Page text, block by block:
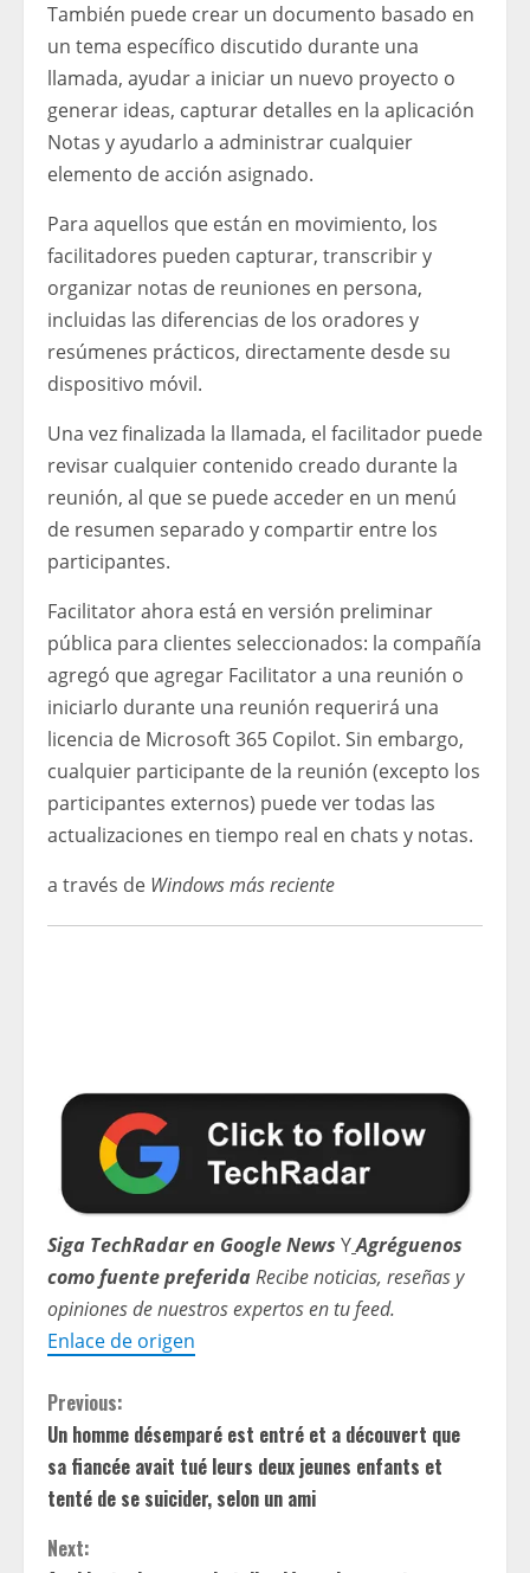
También puede crear un documento basado en
un tema específico discutido durante una
llamada, ayudar a iniciar un nuevo proyecto o
generar ideas, capturar detalles en la aplicación
Notas y ayudarlo a administrar cualquier
elemento de acción asignado.
Para aquellos que están en movimiento, los
facilitadores pueden capturar, transcribir y
organizar notas de reuniones en persona,
incluidas las diferencias de los oradores y
resúmenes prácticos, directamente desde su
dispositivo móvil.
Una vez finalizada la llamada, el facilitador puede
revisar cualquier contenido creado durante la
reunión, al que se puede acceder en un menú
de resumen separado y compartir entre los
participantes.
Facilitator ahora está en versión preliminar
pública para clientes seleccionados: la compañía
agregó que agregar Facilitator a una reunión o
iniciarlo durante una reunión requerirá una
licencia de Microsoft 365 Copilot. Sin embargo,
cualquier participante de la reunión (excepto los
participantes externos) puede ver todas las
actualizaciones en tiempo real en chats y notas.
a través de Windows más reciente
Siga TechRadar en Google News YAgréguenos
como fuente preferidaRecibe noticias, reseñas y
opiniones de nuestros expertos en tu feed.
Enlace de origen
C
o
n
t
Previous:
Un homme désemparé est entré et a découvert que
sa fiancée avait tué leurs deux jeunes enfants et
tenté de se suicider, selon un ami
Next: